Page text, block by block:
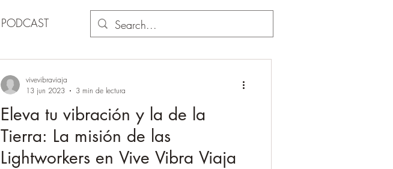
PODCAST
Eleva tu vibración y la de la
Tierra: La misión de las
Lightworkers en Vive Vibra Viaja
vivevibraviaja
13 jun 2023
3 min de lectura